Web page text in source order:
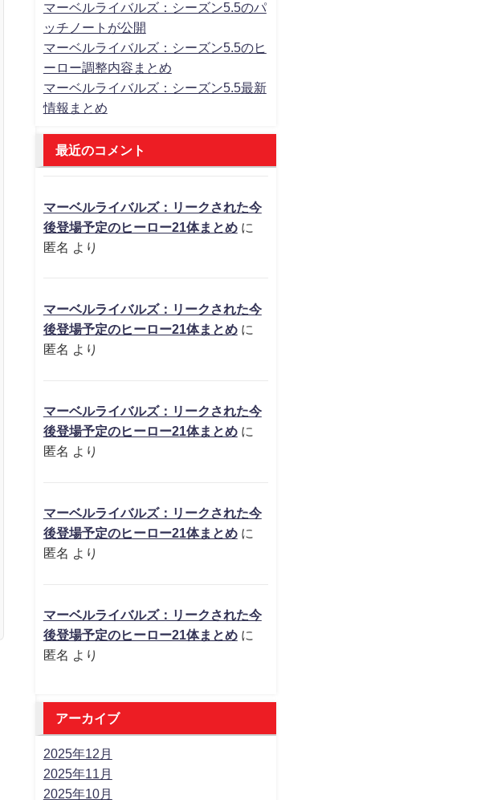
マーベルライバルズ：シーズン5.5のパ
ッチノートが公開
マーベルライバルズ：シーズン5.5のヒ
ーロー調整内容まとめ
マーベルライバルズ：シーズン5.5最新
情報まとめ
最近のコメント
マーベルライバルズ：リークされた今
後登場予定のヒーロー21体まとめに
匿名
より
マーベルライバルズ：リークされた今
後登場予定のヒーロー21体まとめに
匿名
より
マーベルライバルズ：リークされた今
後登場予定のヒーロー21体まとめに
匿名
より
マーベルライバルズ：リークされた今
後登場予定のヒーロー21体まとめに
匿名 より
マーベルライバルズ：リークされた今
後登場予定のヒーロー21体まとめに
匿名 より
アーカイブ
2025年12月
2025年11月
2025年10月